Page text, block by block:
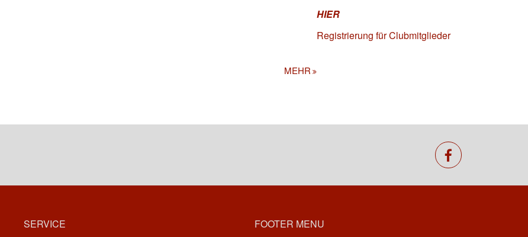
HIER
Registrierung für Clubmitglieder
MEHR
facebook
SERVICE FOOTER MENU